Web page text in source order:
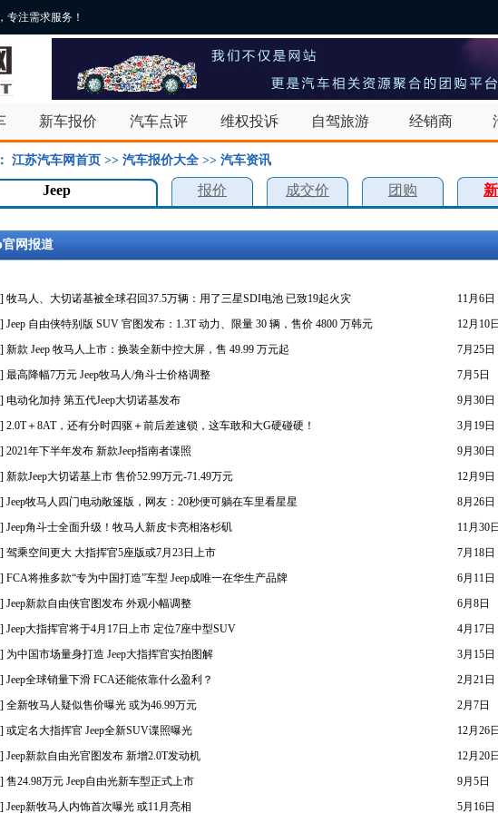
注需求服务！
新车报价 汽车点评 维权投诉 自驾旅游 经销商
江苏汽车网首页 >> 汽车报价大全 >> 汽车资讯
Jeep 报价 成交价 团购
官网报道
牧马人、大切诺基被全球召回37.5万辆：用了三星SDI电池 已致19起火灾
11月6日
Jeep 自由侠特别版 SUV 官图发布：1.3T 动力、限量 30 辆，售价 4800 万韩元
12月10日
新款 Jeep 牧马人上市：换装全新中控大屏，售 49.99 万元起
7月25日
最高降幅7万元 Jeep牧马人/角斗士价格调整
7月5日
电动化加持 第五代Jeep大切诺基发布
9月30日
2.0T＋8AT，还有分时四驱＋前后差速锁，这车敢和大G硬碰硬！
3月19日
2021年下半年发布 新款Jeep指南者谍照
9月30日
新款Jeep大切诺基上市 售价52.99万元-71.49万元
12月9日
Jeep牧马人四门电动敞篷版，网友：20秒便可躺在车里看星星
8月26日
Jeep角斗士全面升级！牧马人新皮卡亮相洛杉矶
11月30日
驾乘空间更大 大指挥官5座版或7月23日上市
7月18日
FCA将推多款“专为中国打造”车型 Jeep成唯一在华生产品牌
6月11日
Jeep新款自由侠官图发布 外观小幅调整
6月8日
Jeep大指挥官将于4月17日上市 定位7座中型SUV
4月17日
为中国市场量身打造 Jeep大指挥官实拍图解
3月15日
Jeep全球销量下滑 FCA还能依靠什么盈利？
2月21日
全新牧马人疑似售价曝光 或为46.99万元
2月7日
或定名大指挥官 Jeep全新SUV谍照曝光
12月26日
Jeep新款自由光官图发布 新增2.0T发动机
12月20日
售24.98万元 Jeep自由光新车型正式上市
9月5日
Jeep新牧马人内饰首次曝光 或11月亮相 5月16日